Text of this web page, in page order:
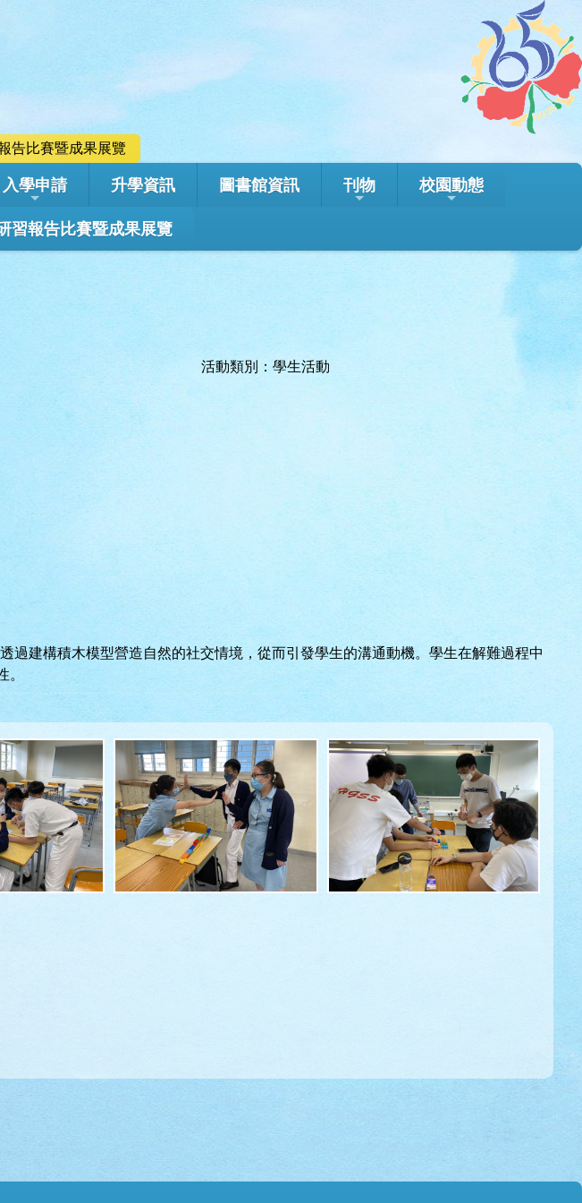
告比賽暨成果展覽
入學申請 升學資訊 圖書館資訊 刊物 校園動態
習報告比賽暨成果展覽
活動類別：學生活動
過建構積木模型營造自然的社交情境，從而引發學生的溝通動機。學生在解難過程中